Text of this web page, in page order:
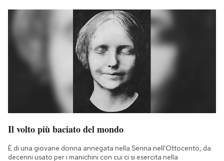
Il volto più baciato del mondo
È di una giovane donna annegata nella Senna nell'Ottocento, da
decenni usato per i manichini con cui ci si esercita nella